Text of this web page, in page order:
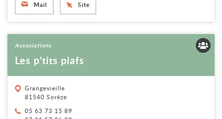
Mail Site
Associations
Les p’tits piafs
Grangevieille
81540 Sorèze
Téléphone :
05 63 73 15 89